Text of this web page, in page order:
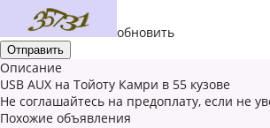
обновить
Описание
USB AUX на Тойоту Камри в 55 кузове
Не соглашайтесь на предоплату, если не
Похожие объявления